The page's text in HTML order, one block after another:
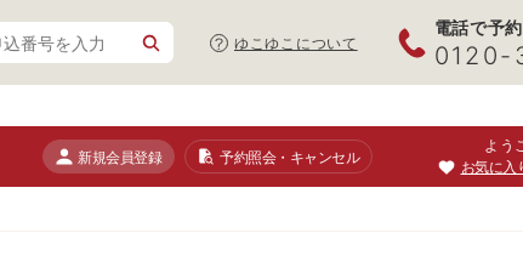
ゆこゆこについて
電話で予約
新規会員登録 予約照会・キャンセル
よう
お気に入